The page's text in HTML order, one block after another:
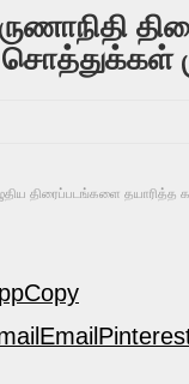
சொத்துக்கள்
திரைப்படங்களை தயாரித்த
Copy
Email